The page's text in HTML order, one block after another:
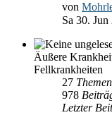
von
Sa 30.
Äußere
Fellkrankheiten
27 Themen
978
Letzter